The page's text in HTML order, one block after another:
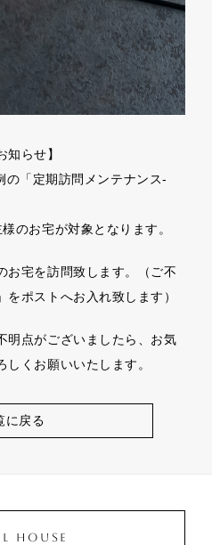
知らせ】
「定期訪問メンテナンス-
のお宅が対象となります。
お宅を訪問致します。（ご不
ポストへお入れ致します）
明点がございましたら、お気
くお願いいたします。
に戻る
HOUSE